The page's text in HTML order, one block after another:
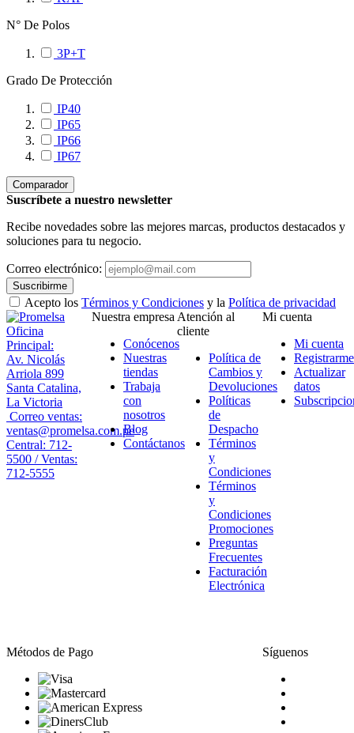
N° De Polos
3P+T
Grado De Protección
IP40
IP65
IP66
IP67
Comparador
Suscríbete a nuestro newsletter
Recibe novedades sobre las mejores marcas, productos destacados y
soluciones para tu negocio.
Correo electrónico:
Suscribirme
Acepto los Términos y Condiciones y la Política de privacidad
Oficina
Principal:
Av. Nicolás
Arriola 899
Santa Catalina,
La Victoria
Correo ventas:
ventas@promelsa.com.pe
Central: 712-
5500 / Ventas:
712-5555
Nuestra empresa
Conócenos
Nuestras
tiendas
Trabaja
con
nosotros
Blog
Contáctanos
Atención al
cliente
Política de
Cambios y
Devoluciones
Políticas
de
Despacho
Términos
y
Condiciones
Términos
y
Condiciones
Promociones
Preguntas
Frecuentes
Facturación
Electrónica
Mi cuenta
Mi cuenta
Registrarme
Actualizar
datos
Métodos de Pago Síguenos